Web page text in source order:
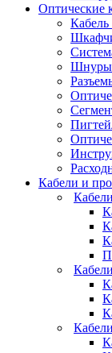
Оптические
Кабель
Шнуры
Кабели и